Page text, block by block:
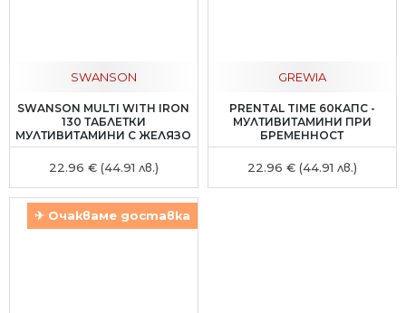
SWANSON
SWANSON MULTI WITH IRON
130 ТАБЛЕТКИ
МУЛТИВИТАМИНИ С ЖЕЛЯЗО
22.96 € (44.91 лв.)
GREWIA
PRENTAL TIME 60КАПС -
МУЛТИВИТАМИНИ ПРИ
БРЕМЕННОСТ
22.96 € (44.91 лв.)
✈ Очакваме доставка